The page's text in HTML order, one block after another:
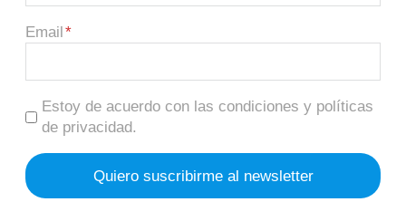
Email
Estoy de acuerdo con las condiciones y políticas
de privacidad.